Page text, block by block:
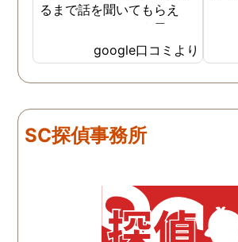
るまで話を聞いてもらえ
て、ここならという思いで
依頼しました。代表さんが
私と一緒に戦ってくれてる
感じがして、心強かったで
現在離婚調停中です。弁護
士さんも紹介してもらえて
google口コミより
SC探偵事務所